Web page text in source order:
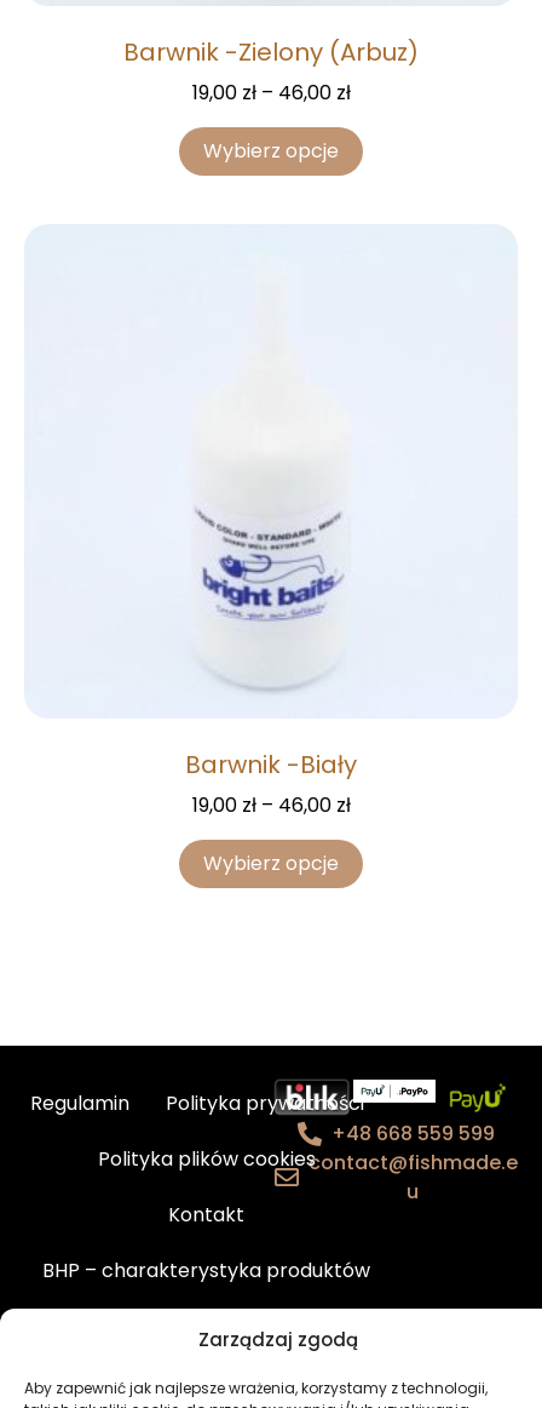
Zarządzaj zgodą
Aby zapewnić jak najlepsze wrażenia, korzystamy z technologii,
Barwnik -Zielony (Arbuz)
19,00 zł – 46,00 zł
Wybierz opcje
Barwnik -Biały
19,00 zł – 46,00 zł
Wybierz opcje
Regulamin
Polityka prywatności
Polityka plików cookies
Kontakt
BHP – charakterystyka produktów
Moje konto
+48 668 559 599
contact@fishmade.e
u